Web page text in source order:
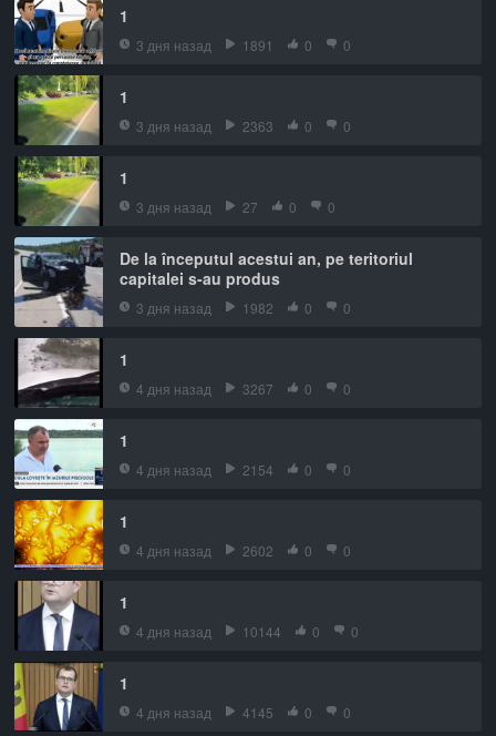
1
3 дня назад 1891 0 0
1
3 дня назад 2363 0 0
1
3 дня назад 27 0 0
De la începutul acestui an, pe teritoriul
capitalei s-au produs
3 дня назад 1982 0 0
1
4 дня назад 3267 0 0
1
4 дня назад 2154 0 0
1
4 дня назад 2602 0 0
1
4 дня назад 10144 0 0
1
4 дня назад 4145 0 0